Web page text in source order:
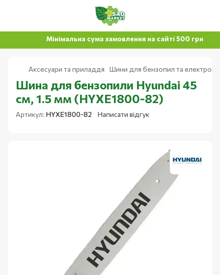
Мінімальна сума замовлення на сайті 500 грн
Аксесуари та приладдя Шини для бензопил та
Шина для бензопили Hyundai 45
см, 1.5 мм (HYXE1800-82)
Артикул: HYXE1800-82 Написати відгук